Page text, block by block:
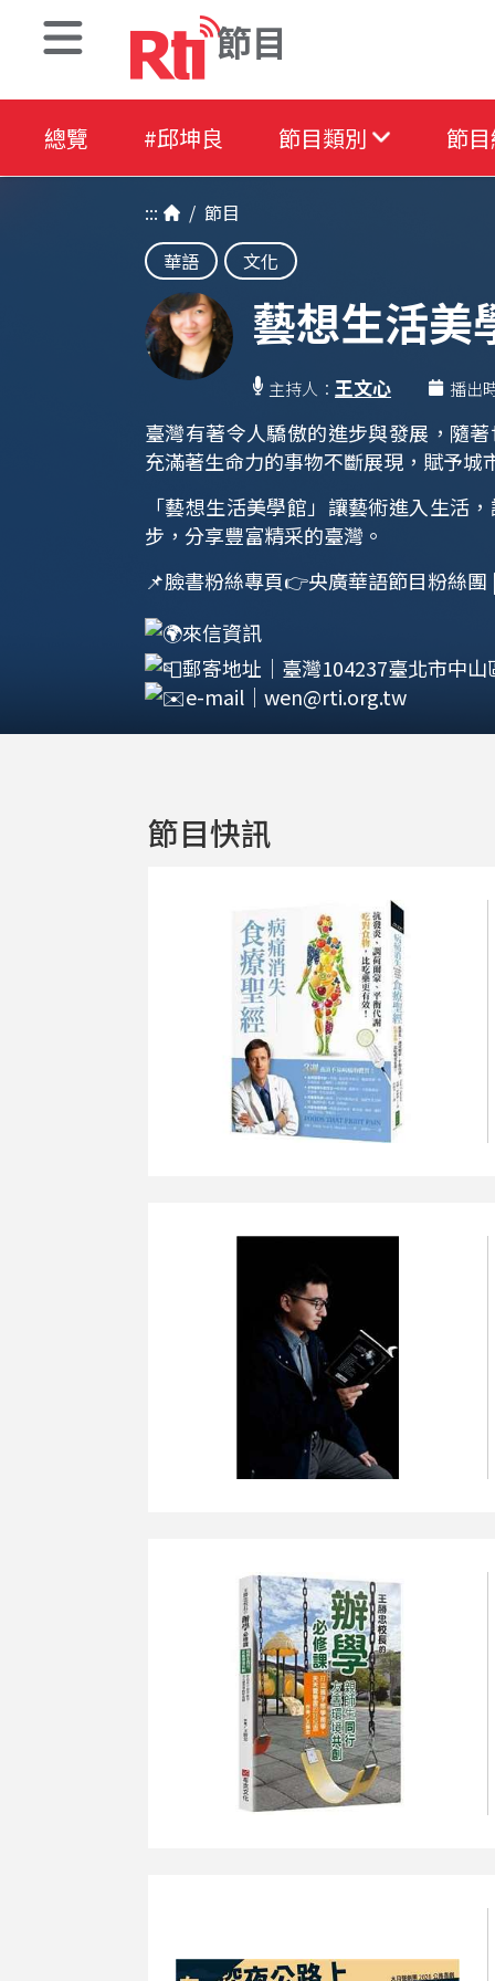
節目
總覽 #邱坤良 節目類別 節
::: / 節目
華語
文化
藝想生活美
主持人： 王文心 播出
臺灣有著令人驕傲的進步與發展，隨
充滿著生命力的事物不斷展現，賦予
「藝想生活美學館」讓藝術進入生活
步，分享豐富精采的臺灣。
📌臉書粉絲專頁👉央廣華語節目粉絲
來信資訊
郵寄地址｜臺灣104237臺北市中
e-mail｜wen@rti.org.tw
節目快訊